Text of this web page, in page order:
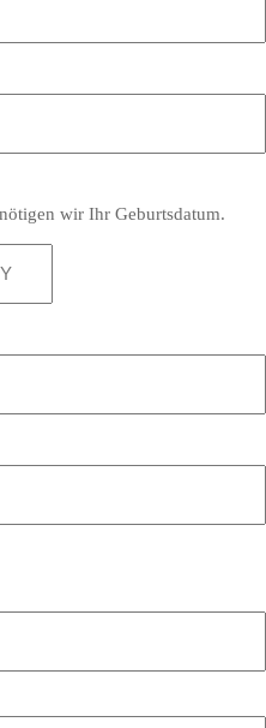
wir Ihr Geburtsdatum.